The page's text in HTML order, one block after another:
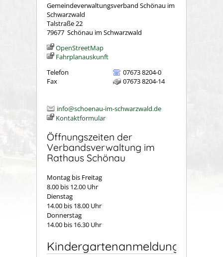
Gemeindeverwaltungsverband Schönau im
Schwarzwald
Talstraße 22
79677 Schönau im Schwarzwald
OpenStreetMap
Fahrplanauskunft
Telefon
07673 8204-0
Fax
07673 8204-14
info@schoenau-im-schwarzwald.de
Kontaktformular
Öffnungszeiten der
Verbandsverwaltung im
Rathaus Schönau
Montag bis Freitag
8.00 bis 12.00 Uhr
Dienstag
14.00 bis 18.00 Uhr
Donnerstag
14.00 bis 16.30 Uhr
Kindergartenanmeldung